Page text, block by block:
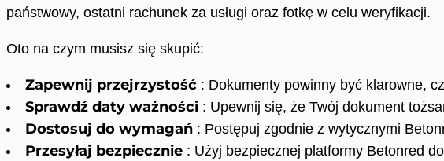
państwowy, ostatni rachunek za usługi oraz fotkę w celu weryfikacji.
Oto na czym musisz się skupić:
Zapewnij przejrzystość : Dokumenty powinny być klarowne,
Sprawdź daty ważności : Upewnij się, że Twój dokument
Dostosuj do wymagań : Postępuj zgodnie z wytycznymi
Przesyłaj bezpiecznie : Użyj bezpiecznej platformy Betonred